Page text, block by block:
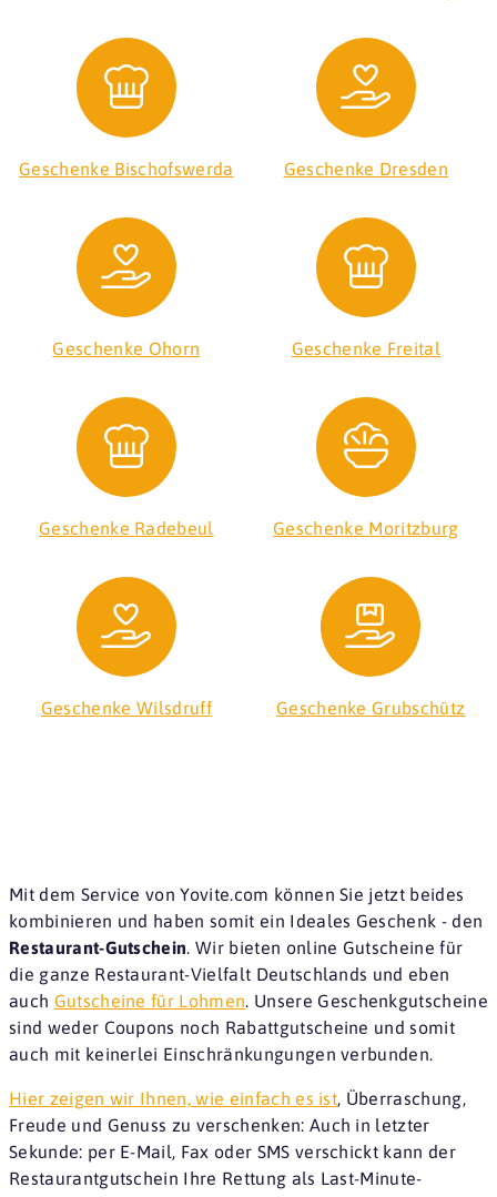
Geschenke Bischofswerda Geschenke Dresden
Geschenke Ohorn Geschenke Freital
Geschenke Radebeul Geschenke Moritzburg
Geschenke Wilsdruff Geschenke Grubschütz
Mit dem Service von Yovite.com können Sie jetzt beides
kombinieren und haben somit ein Ideales Geschenk - den
Restaurant-Gutschein. Wir bieten online Gutscheine für
die ganze Restaurant-Vielfalt Deutschlands und eben
auch Gutscheine für Lohmen. Unsere Geschenkgutscheine
sind weder Coupons noch Rabattgutscheine und somit
auch mit keinerlei Einschränkungungen verbunden.
Hier zeigen wir Ihnen, wie einfach es ist, Überraschung,
Freude und Genuss zu verschenken: Auch in letzter
Sekunde: per E-Mail, Fax oder SMS verschickt kann der
Restaurantgutschein Ihre Rettung als Last-Minute-